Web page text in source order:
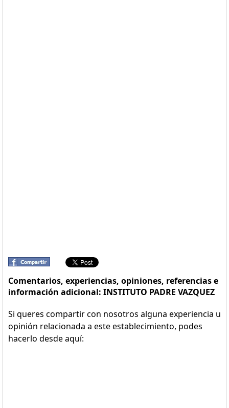
Comentarios, experiencias, opiniones, referencias e
información adicional: INSTITUTO PADRE VAZQUEZ
Si queres compartir con nosotros alguna experiencia u
opinión relacionada a este establecimiento, podes
hacerlo desde aquí: